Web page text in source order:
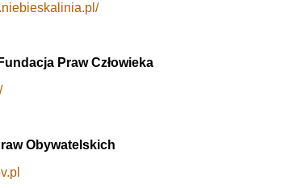
Praw Człowieka
Obywatelskich